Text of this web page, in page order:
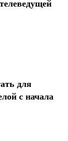
для
с начала